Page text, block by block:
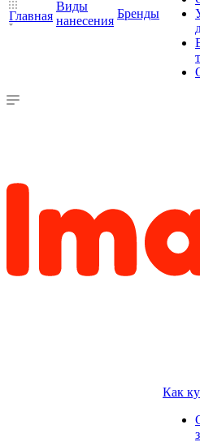
Главная
Виды
нанесения
Бренды
Как